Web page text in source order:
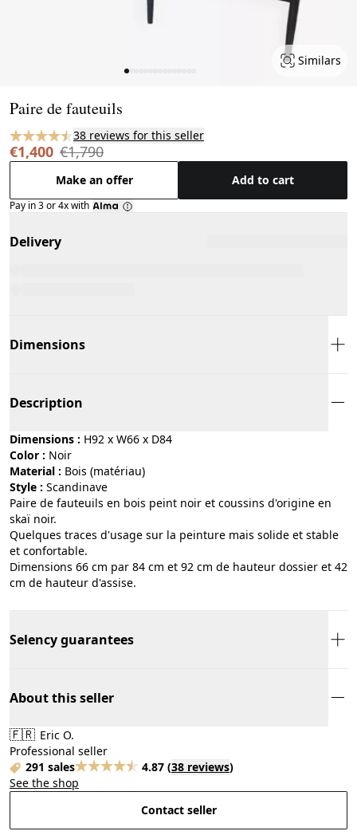
Similars
Paire de fauteuils
38 reviews for this seller
€1,400 €1,790
Make an offer Add to cart
Pay in 3 or 4x with
Delivery
Dimensions
Description
Dimensions : H92 x W66 x D84
Color :
noir
Material :
bois (matériau)
Style :
scandinave
Paire de fauteuils en bois peint noir et coussins d'origine en
skaï noir.
Quelques traces d'usage sur la peinture mais solide et stable
et confortable.
Dimensions 66 cm par 84 cm et 92 cm de hauteur dossier et 42
cm de hauteur d'assise.
Selency guarantees
About this seller
🇫🇷 Eric O.
Professional seller
291 sales
4.87 (38 reviews)
See the shop
Contact seller